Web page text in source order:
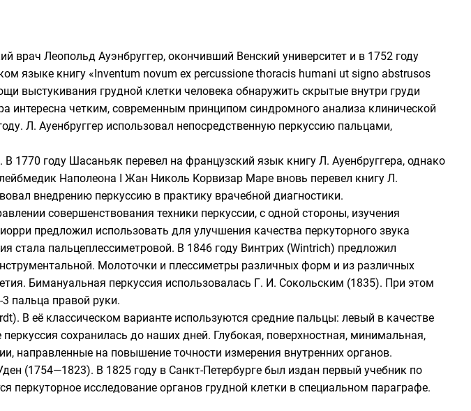
врач Леопольд Ауэнбруггер, окончивший Венский университет и в 1752 году
языке книгу «Inventum novum ex percussione thoracis humani ut signo abstrusos
выстукивания грудной клетки человека обнаружить скрытые внутри груди
интересна четким, современным принципом синдромного анализа клинической
Л. Ауенбруггер использовал непосредственную перкуссию пальцами,
1770 году Шасаньяк перевел на французский язык книгу Л. Ауенбруггера, однако
Наполеона I Жан Николь Корвизар Маре вновь перевел книгу Л.
внедрению перкуссию в практику врачебной диагностики.
совершенствования техники перкуссии, с одной стороны, изучения
предложил использовать для улучшения качества перкуторного звука
стала пальцеплессиметровой. В 1846 году Винтрих (Wintrich) предложил
Молоточки и плессиметры различных форм и из различных
Бимануальная перкуссия использовалась Г. И. Сокольским (1835). При этом
пальца правой руки.
В её классическом варианте используются средние пальцы: левый в качестве
сохранилась до наших дней. Глубокая, поверхностная, минимальная,
направленные на повышение точности измерения внутренних органов.
(1754—1823). В 1825 году в Санкт-Петербурге был издан первый учебник по
перкуторное исследование органов грудной клетки в специальном параграфе.